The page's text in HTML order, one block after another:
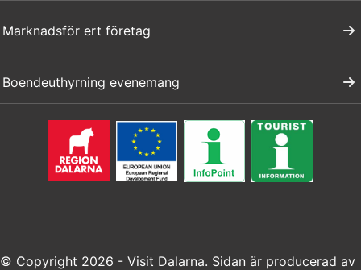
Marknadsför ert företag
Boendeuthyrning evenemang
© Copyright 2026 - Visit Dalarna. Sidan är producerad av